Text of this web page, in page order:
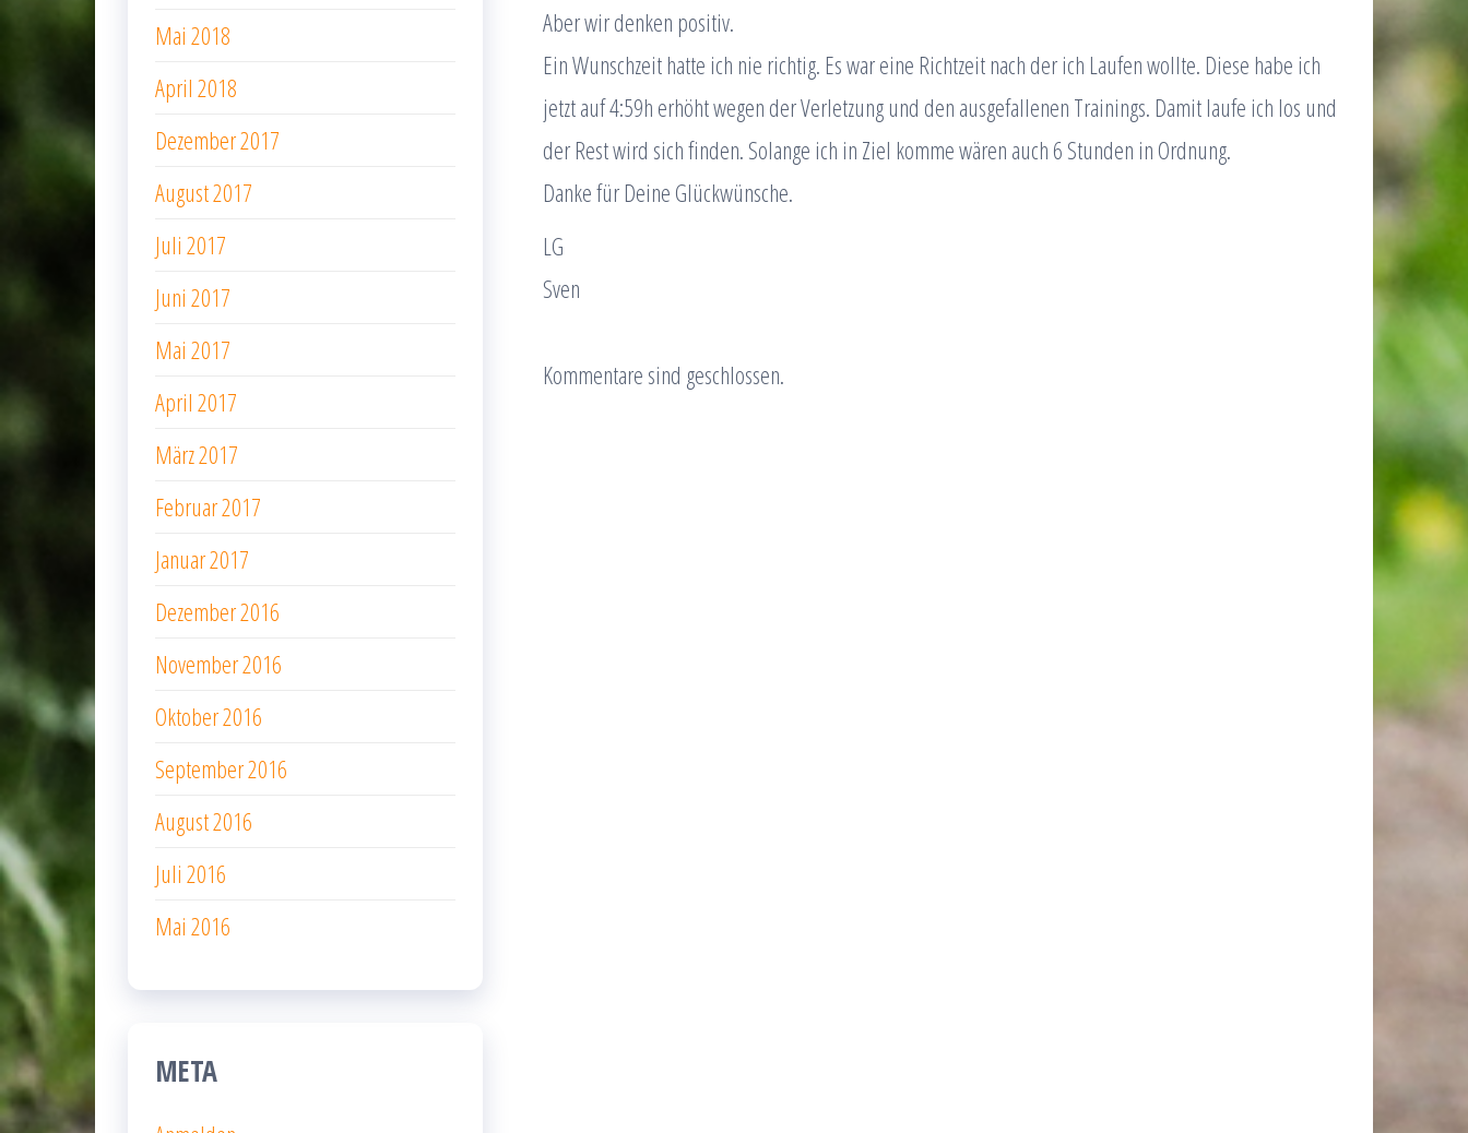
Aber wir denken positiv.
Ein Wunschzeit hatte ich nie richtig. Es war eine Richtzeit nach der ich Laufen wollte. Diese habe ich
jetzt auf 4:59h erhöht wegen der Verletzung und den ausgefallenen Trainings. Damit laufe ich los und
der Rest wird sich finden. Solange ich in Ziel komme wären auch 6 Stunden in Ordnung.
Danke für Deine Glückwünsche.
LG
Sven
Kommentare sind geschlossen.
Mai 2018
April 2018
Dezember 2017
August 2017
Juli 2017
Juni 2017
Mai 2017
April 2017
März 2017
Februar 2017
Januar 2017
Dezember 2016
November 2016
Oktober 2016
September 2016
August 2016
Juli 2016
Mai 2016
META